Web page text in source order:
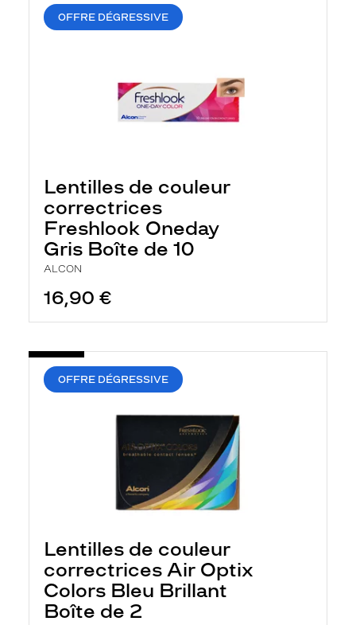
OFFRE DÉGRESSIVE
Lentilles de couleur
correctrices
Freshlook Oneday
Gris Boîte de 10
ALCON
16,90 €
OFFRE DÉGRESSIVE
Lentilles de couleur
correctrices Air Optix
Colors Bleu Brillant
Boîte de 2